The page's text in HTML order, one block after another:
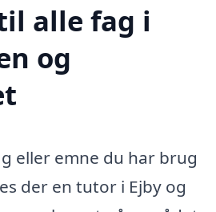
alle fag i
og
eller emne du har brug
der en tutor i Ejby og